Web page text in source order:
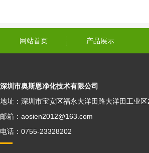
网站首页 产品展示
深圳市奥斯恩净化技术有限公司
地址：深圳市宝安区福永大洋田路大洋田工业区
邮箱：aosien2012@163.com
电话：0755-23328202